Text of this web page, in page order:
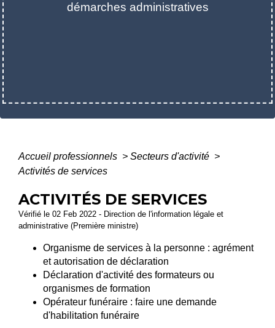
démarches administratives
Accueil professionnels > Secteurs d'activité >
Activités de services
ACTIVITÉS DE SERVICES
Vérifié le 02 Feb 2022 - Direction de l'information légale et
administrative (Première ministre)
Organisme de services à la personne : agrément
et autorisation de déclaration
Déclaration d'activité des formateurs ou
organismes de formation
Opérateur funéraire : faire une demande
d'habilitation funéraire